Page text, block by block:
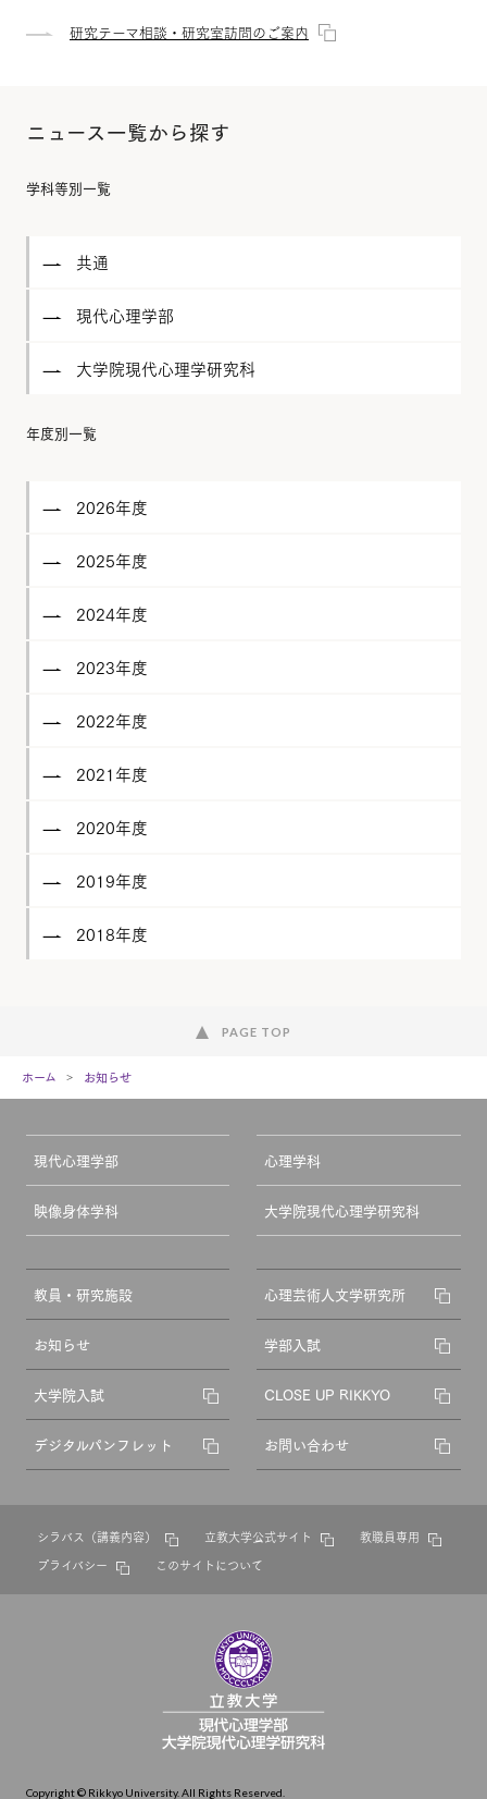
研究テーマ相談・研究室訪問のご案内
ニュース一覧から探す
学科等別一覧
共通
現代心理学部
大学院現代心理学研究科
年度別一覧
2026年度
2025年度
2024年度
2023年度
2022年度
2021年度
2020年度
2019年度
2018年度
PAGE TOP
ホーム お知らせ
現代心理学部 心理学科
映像身体学科 大学院現代心理学研究科
教員・研究施設 心理芸術人文学研究所
お知らせ 学部入試
大学院入試 CLOSE UP RIKKYO
デジタルパンフレット お問い合わせ
シラバス（講義内容） 立教大学公式サイト
教職員専用
プライバシー
このサイトについて
Copyright © Rikkyo University. All Rights Reserved.